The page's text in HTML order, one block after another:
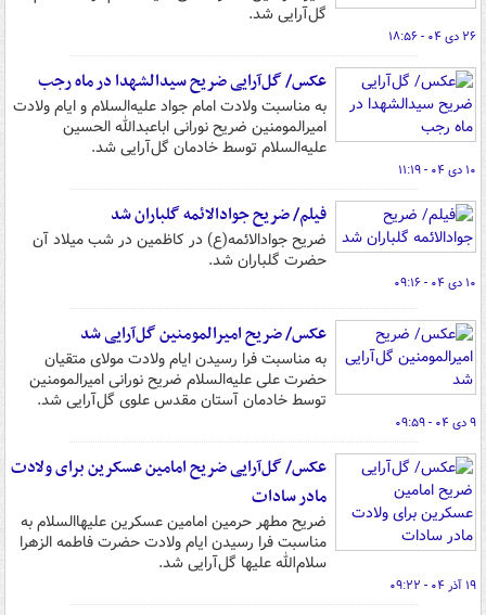
گل‌آرایی شد.
۲۶ دی ۰۴ - ۱۸:۵۶
عکس/ گل‌آرایی ضریح سیدالشهدا در ماه رجب
به مناسبت ولادت امام جواد علیه‌السلام و ایام ولادت
امیرالمومنین ضریح نورانی اباعبدالله الحسین
علیه‌السلام توسط خادمان گل‌آرایی شد.
۱۰ دی ۰۴ - ۱۱:۱۹
فیلم/ ضریح جوادالائمه گلباران شد
ضریح جوادالائمه(ع) در کاظمین در شب میلاد آن
حضرت گلباران شد.
۱۰ دی ۰۴ - ۰۹:۱۶
عکس/ ضریح امیرالمومنین گل‌آرایی شد
به مناسبت فرا رسیدن ایام ولادت مولای متقیان
حضرت علی علیه‌السلام ضریح نورانی امیرالمومنین
توسط خادمان آستان مقدس علوی گل‌آرایی شد.
۹ دی ۰۴ - ۰۹:۵۹
عکس/ گل‌آرایی ضریح امامین عسکرین برای ولادت
مادر سادات
ضریح مطهر حرمین امامین عسکرین علیهاالسلام به
مناسبت فرا رسیدن ایام ولادت حضرت فاطمه الزهرا
سلام‌الله علیها گل‌آرایی شد.
۱۹ آذر ۰۴ - ۰۹:۲۲